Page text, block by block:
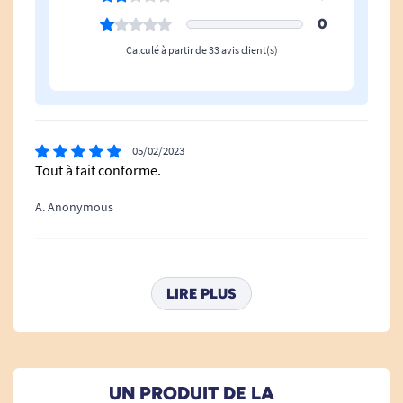
0
Calculé à partir de 33 avis client(s)
05/02/2023
Tout à fait conforme.
A. Anonymous
Excellent. Bémol pour la manipulation des repose-
pieds et des freins . Mais super maniable
LIRE PLUS
UN PRODUIT DE LA